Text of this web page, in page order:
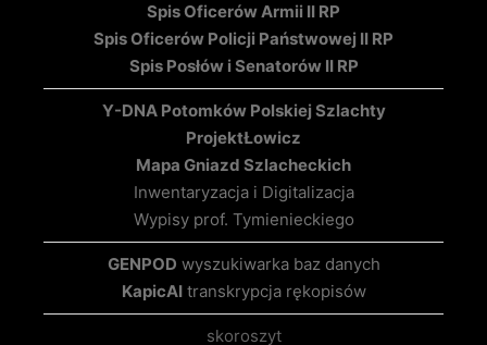
Spis Oficerów Armii II RP
Spis Oficerów Policji Państwowej II RP
Spis Posłów i Senatorów II RP
Y-DNA Potomków Polskiej Szlachty
ProjektŁowicz
Mapa Gniazd Szlacheckich
Inwentaryzacja i Digitalizacja
Wypisy prof. Tymienieckiego
GENPOD wyszukiwarka baz danych
KapicAItranskrypcja rękopisów
skoroszyt